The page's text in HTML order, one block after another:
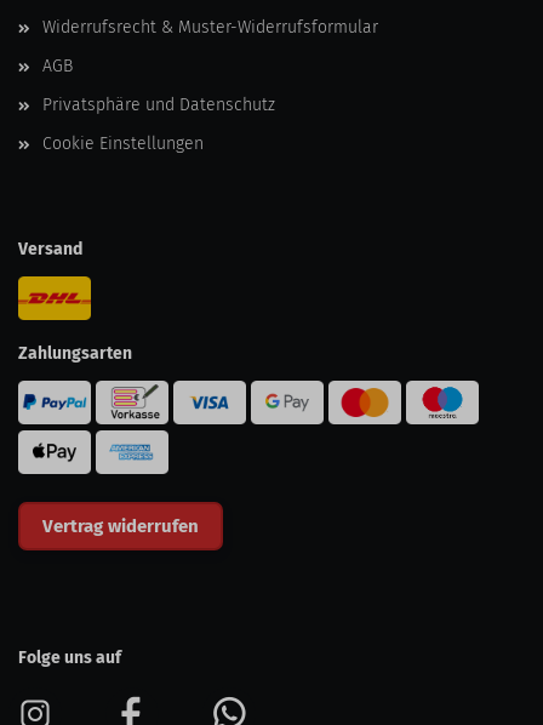
Widerrufsrecht & Muster-Widerrufsformular
AGB
Privatsphäre und Datenschutz
Cookie Einstellungen
Versand
Zahlungsarten
Vertrag widerrufen
Folge uns auf